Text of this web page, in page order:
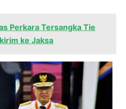
Perkara Tersangka Tie
ke Jaksa